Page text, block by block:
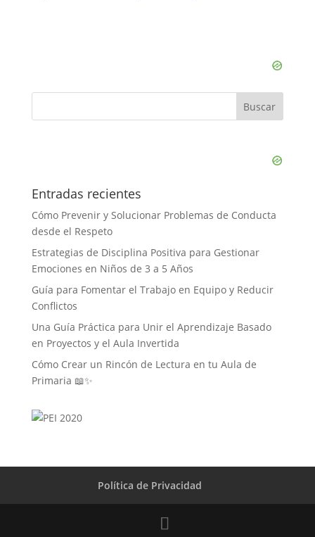
Entradas recientes
Cómo Prevenir y Solucionar Problemas de Conducta
desde el Respeto
Estrategias de Disciplina Positiva para Gestionar
Emociones en Niños de 3 a 5 Años
Guía para Fomentar el Trabajo en Equipo y Reducir
Conflictos
Una Guía Práctica para Unir el Aprendizaje Basado
en Proyectos y el Aula Invertida
Cómo Crear un Rincón de Lectura en tu Aula de
Primaria 📖✨
Política de Privacidad